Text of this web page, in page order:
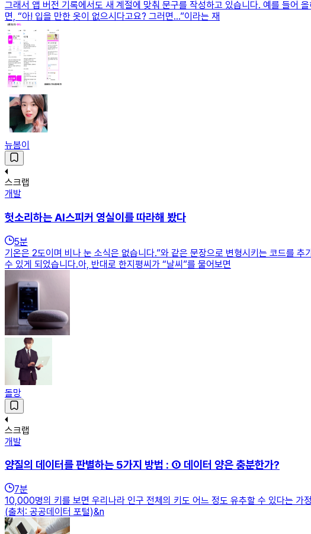
그래서 앱 버전 기록에서도 새 계절에 맞춰 문구를 작성하고 있습니다. 예를 들어
면, “아! 입을 만한 옷이 없으시다고요? 그러면…”이라는 재
뉴봄이
스크랩
개발
헛소리하는 AI스피커 영실이를 따라해 봤다
5분
기온은 2도이며 비나 눈 소식은 없습니다.”와 같은 문장으로 변형시키는 코드를
수 있게 되었습니다.아, 반대로 한지평씨가 “날씨”를 물어보면
돌망
스크랩
개발
양질의 데이터를 판별하는 5가지 방법 : ① 데이터 양은 충분한가?
7분
10,000명의 키를 보면 우리나라 인구 전체의 키도 어느 정도 유추할 수 있다는 가
(출처: 공공데이터 포털)&n